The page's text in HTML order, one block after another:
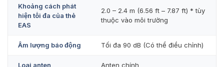
Khoảng cách phát
hiện tối đa của thẻ
EAS
2.0 – 2.4 m (6.56 ft – 7.87 ft) * tùy
thuộc vào môi trường
Âm lượng báo động Tối đa 90 dB (Có thể điều chỉnh)
Loại anten Anten chính